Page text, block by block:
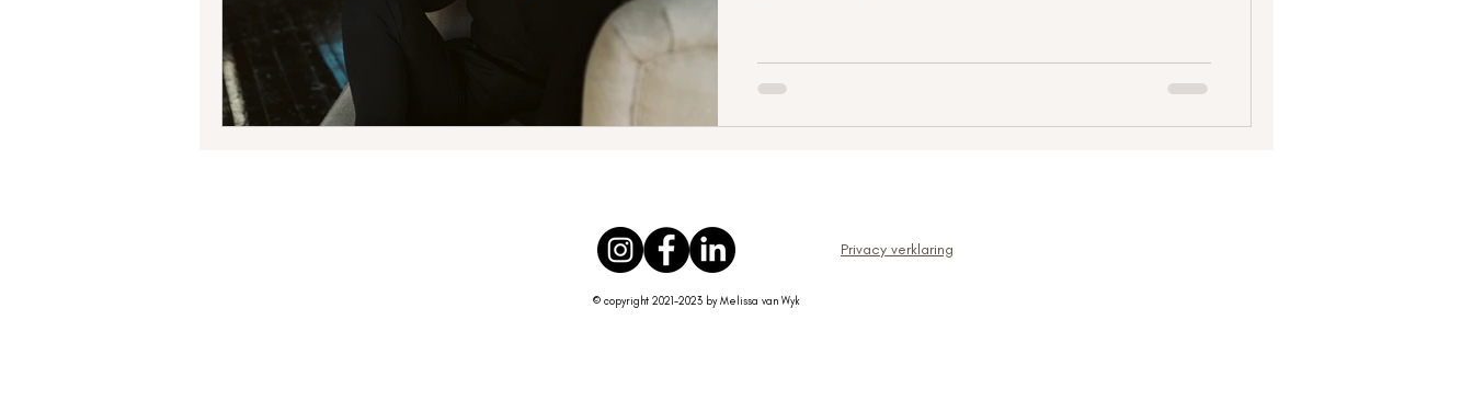
Privacy verklaring
© copyright 2021-2023 by Melissa van Wyk